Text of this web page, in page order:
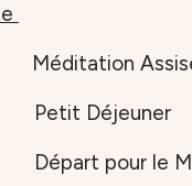
Petit Déjeuner
pour le